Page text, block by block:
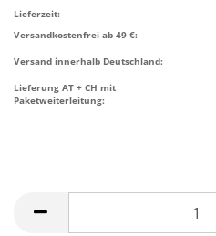
Lieferzeit:
Versandkostenfrei ab 49 €:
Versand innerhalb Deutschland:
Lieferung AT + CH mit
Paketweiterleitung: